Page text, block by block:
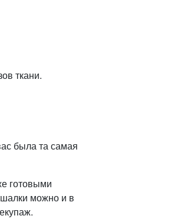
ткани.
была та самая
готовыми
можно и в